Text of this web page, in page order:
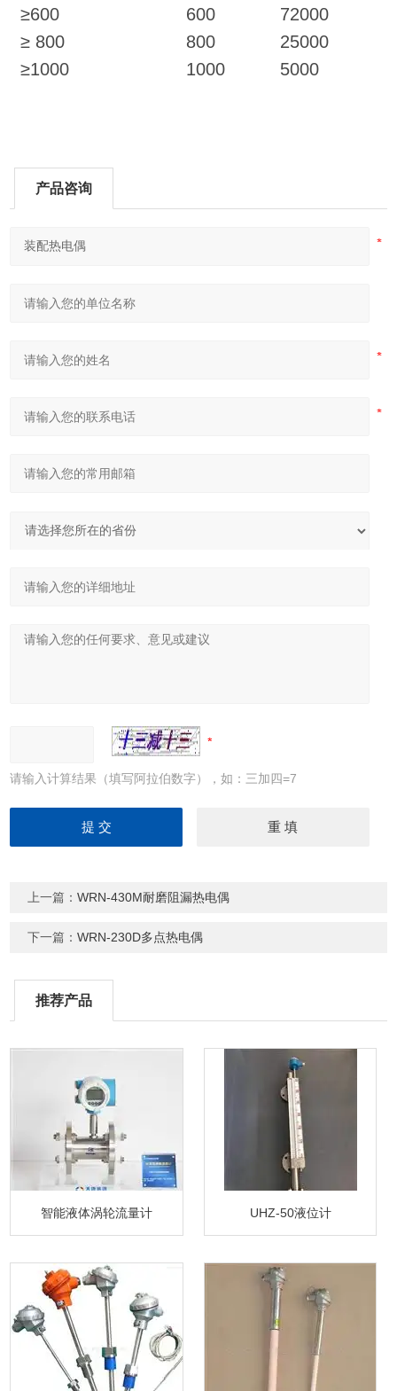
≥600
600
72000
≥ 800
800
25000
≥1000
1000 5000
产品咨询
请输入计算结果（填写阿拉伯数字），如：三加四=7
上一篇：WRN-430M耐磨阻漏热电偶
下一篇：WRN-230D多点热电偶
推荐产品
智能液体涡轮流量计 UHZ-50液位计